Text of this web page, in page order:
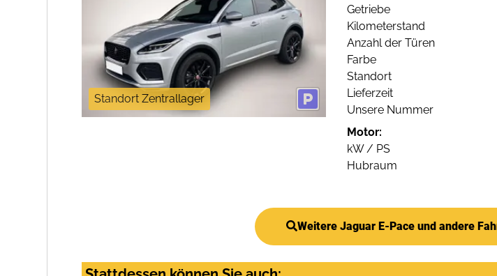
Standort Zentrallager
Getriebe
Kilometerstand
Anzahl der Türen
Farbe
Standort
Lieferzeit
Unsere Nummer
Motor:
kW / PS
Hubraum
Weitere Jaguar E-Pace und andere